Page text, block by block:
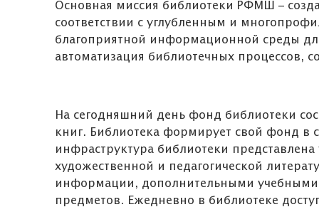
Основная миссия библиотеки РФМШ
соответствии с углубленным и
благоприятной информационной среды
автоматизация библиотечных процессов,
На сегодняшний день фонд библиотеки
книг. Библиотека формирует свой фонд
инфраструктура библиотеки
художественной и педагогической
информации, дополнительными учебными
предметов. Ежедневно в библиотеке